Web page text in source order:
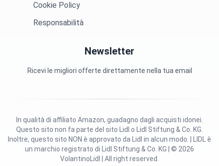
Cookie Policy
Responsabilità
Newsletter
Ricevi le migliori offerte direttamente nella tua email
Questo sito non fa parte del sito Lidl o Lidl Stiftung & Co. KG.
Inoltre, questo sito NON è approvato da Lidl in alcun modo. | LIDL è
un marchio registrato di Lidl Stiftung & Co. KG | © 2026
VolantinoLidl | All right reserved.
In qualità di affiliato Amazon, guadagno dagli acquisti idonei.